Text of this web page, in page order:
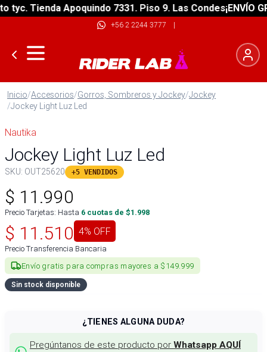
Tienda Apoquindo 7331. Piso 9. Las Condes¡ENVÍO
+56 2 2244 3777 |
Inicio/Accesorios/Gorros, Sombreros y Jockey/Jockey
/Jockey Light Luz Led
Nautika
Jockey Light Luz Led
SKU: OUT25620 +5 VENDIDOS
$ 11.990
Precio Tarjetas: Hasta 6 cuotas de $1.998
$ 11.510 4% OFF
Precio Transferencia Bancaria
Envío gratis para compras mayores a $149.999
Sin stock disponible
¿TIENES ALGUNA DUDA?
Pregúntanos de este producto por Whatsapp AQUÍ